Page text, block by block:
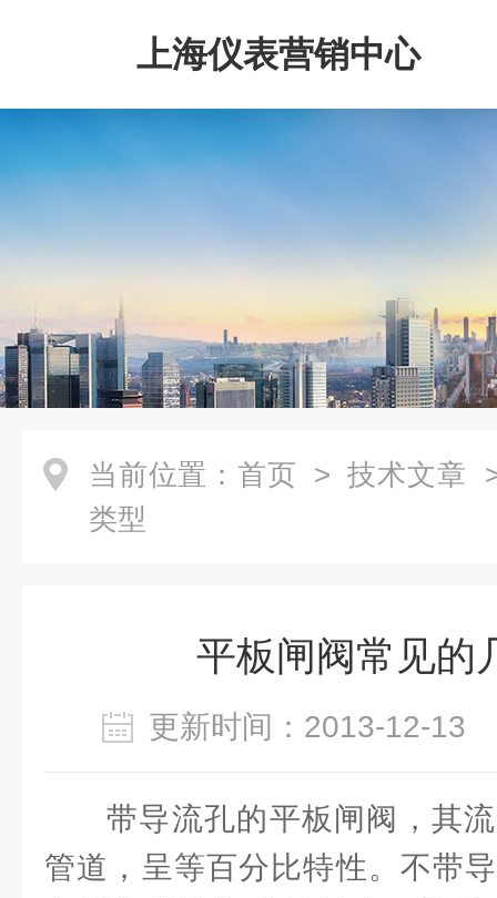
上海仪表营销中心
当前位置： 首页 > 技术文章
类型
平板闸阀常见的
更新时间：2013-12-
带导流孔的平板闸阀，其
管道，呈等百分比特性。不带